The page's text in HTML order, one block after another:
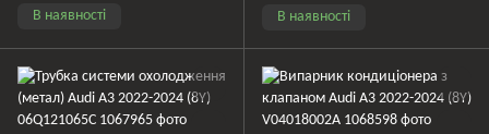
В наявності
В наявності